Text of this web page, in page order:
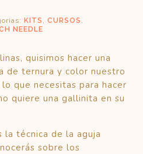
KITS ,CURSOS ,
NEEDLE
quisimos hacer una
de ternura y color nuestro
que necesitas para hacer
quiere una gallinita en su
la técnica de la aguja
sobre los